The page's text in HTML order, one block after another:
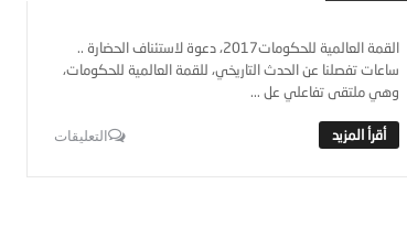
القمة العالمية للحكومات2017، دعوة لاستئناف الحضارة ..
ساعات تفصلنا عن الحدث التاريخي، للقمة العالمية للحكومات،
وهي ملتقى تفاعلي عل ...
التعليقات